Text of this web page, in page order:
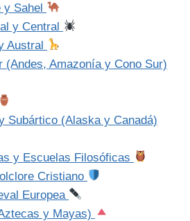
y Sahel
y Central
Austral
(Andes, Amazonía y Cono Sur)
Subártico (Alaska y Canadá)
y Escuelas Filosóficas
Cristiano
Europea
y Mayas)